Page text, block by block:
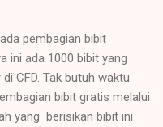
pembagian bibit
ini ada 1000 bibit yang
CFD. Tak butuh waktu
bibit gratis melalui
yang berisikan bibit ini